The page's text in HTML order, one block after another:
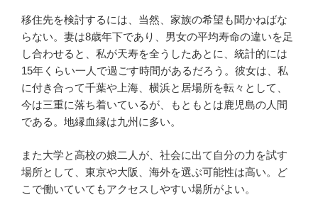
移住先を検討するには、当然、家族の希望も聞かねばな
らない。妻は8歳年下であり、男女の平均寿命の違いを足
し合わせると、私が天寿を全うしたあとに、統計的には
15年くらい一人で過ごす時間があるだろう。彼女は、私
に付き合って千葉や上海、横浜と居場所を転々として、
今は三重に落ち着いているが、もともとは鹿児島の人間
である。地縁血縁は九州に多い。
また大学と高校の娘二人が、社会に出て自分の力を試す
場所として、東京や大阪、海外を選ぶ可能性は高い。ど
こで働いていてもアクセスしやすい場所がよい。